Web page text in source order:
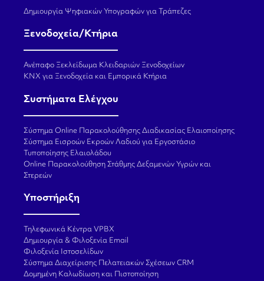
Δημιουργία Ψηφιακών Υπογραφών για Τράπεζες
Ξενοδοχεία/Κτήρια
Ανέπαφο Ξεκλείδωμα Κλειδαριών Ξενοδοχείων
KNX για Ξενοδοχεία και Εμπορικά Κτήρια
Συστήματα Ελέγχου
Σύστημα Online Παρακολούθησης Διαδικασίας Ελαιοποίησης
Σύστημα Εισροών Εκροών Λαδιού για Εργοστάσιο
Τυποποίησης Ελαιολάδου
Online Παρακολούθηση Στάθμης Δεξαμενών Υγρών και
Στερεών
Υποστήριξη
Τηλεφωνικά Κέντρα VPBX
Δημιουργία & Φιλοξενία Email
Φιλοξενία Ιστοσελίδων
Σύστημα Διαχείρισης Πελατειακών Σχέσεων CRM
Δομημένη Καλωδίωση και Πιστοποίηση